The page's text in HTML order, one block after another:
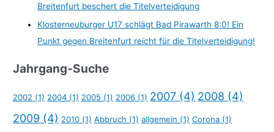
Breitenfurt beschert die Titelverteidigung
Klosterneuburger U17 schlägt Bad Pirawarth 8:0! Ein
Punkt gegen Breitenfurt reicht für die Titelverteidigung!
Jahrgang-Suche
2002 (1) 2004 (1) 2005 (1) 2006 (1) 2007 (4) 2008 (4)
2009 (4) 2010 (1) Abbruch (1) allgemein (1) Corona (1)